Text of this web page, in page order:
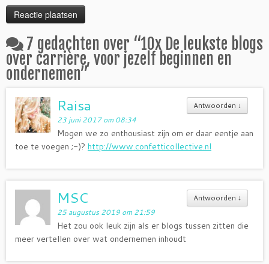
7 gedachten over “10x De leukste blogs
over carrière, voor jezelf beginnen en
ondernemen”
Antwoorden ↓
Raisa
23 juni 2017 om 08:34
Mogen we zo enthousiast zijn om er daar eentje aan
toe te voegen ;-)? http://www.confetticollective.nl
Antwoorden ↓
MSC
25 augustus 2019 om 21:59
Het zou ook leuk zijn als er blogs tussen zitten die
meer vertellen over wat ondernemen inhoudt